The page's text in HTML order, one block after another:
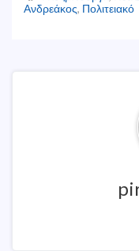
Ανδρεάκος, Πολιτειακό